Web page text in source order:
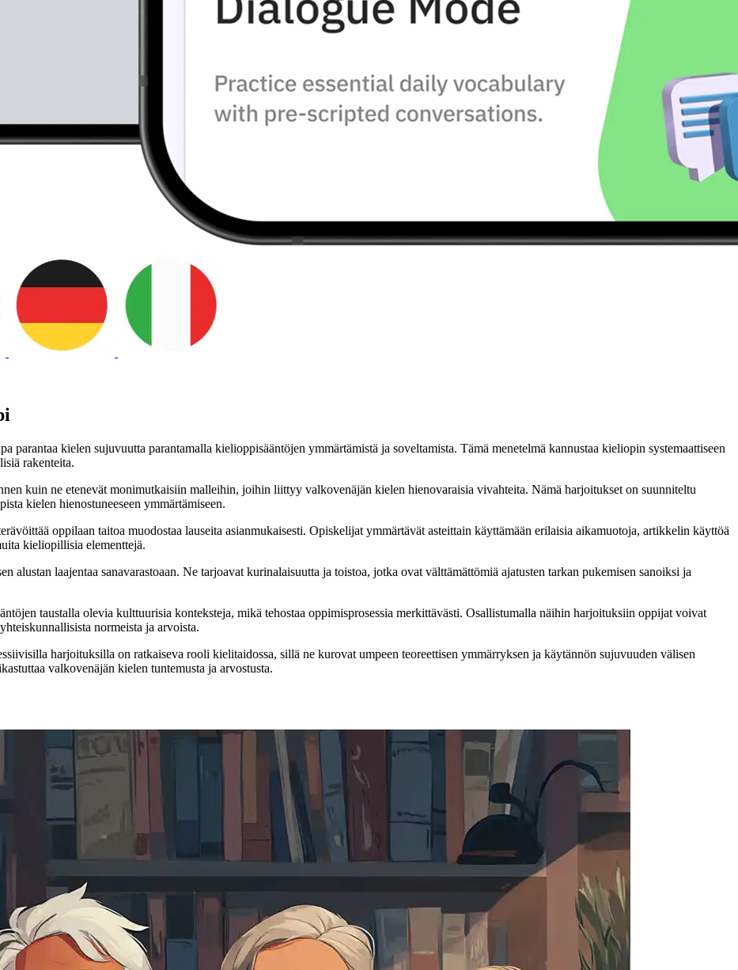
parantaa kielen sujuvuutta parantamalla kielioppisääntöjen ymmärtämistä ja soveltamista. Tämä menetelmä kannustaa kieliopin systemaattiseen
rakenteita.
kuin ne etenevät monimutkaisiin malleihin, joihin liittyy valkovenäjän kielen hienovaraisia vivahteita. Nämä harjoitukset on suunniteltu
kielen hienostuneeseen ymmärtämiseen.
oppilaan taitoa muodostaa lauseita asianmukaisesti. Opiskelijat ymmärtävät asteittain käyttämään erilaisia aikamuotoja, artikkelin käyttöä
kieliopillisia elementtejä.
alustan laajentaa sanavarastoaan. Ne tarjoavat kurinalaisuutta ja toistoa, jotka ovat välttämättömiä ajatusten tarkan pukemisen sanoiksi ja
taustalla olevia kulttuurisia konteksteja, mikä tehostaa oppimisprosessia merkittävästi. Osallistumalla näihin harjoituksiin oppijat voivat
normeista ja arvoista.
harjoituksilla on ratkaiseva rooli kielitaidossa, sillä ne kurovat umpeen teoreettisen ymmärryksen ja käytännön sujuvuuden välisen
valkovenäjän kielen tuntemusta ja arvostusta.